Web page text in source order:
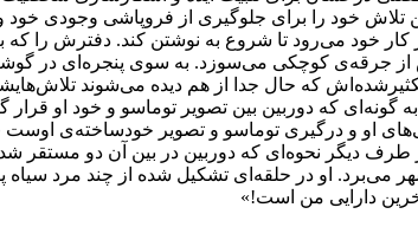
خود را برای جلوگیری از فروپاشی وجودی
خود می‌رود تا شروع به نوشتن کند. دفترش
از جرقه‌ی کوچکی می‌سوزد. به سوی پنجره‌ای در
که حال جدا از هم دیده می‌شوند
که دوربین بین تصویر توماسو و خود او
او و درگیری توماسو و تصویر خودساخته‌ی
طرف دیگر نحوه‌ای که دوربین در بین آن دو
می‌برد. او در حلقه‌ای تشکیل شده از چند مرد
دارایی من است!»